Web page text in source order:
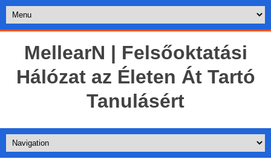
MellearN | Felsőoktatási
Hálózat az Életen Át Tartó
Tanulásért